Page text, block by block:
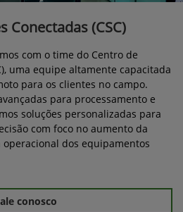
Conectadas (CSC)
com o time do Centro de
uma equipe altamente capacitada
para os clientes no campo.
para processamento e
soluções personalizadas para
com foco no aumento da
dos equipamentos
conosco